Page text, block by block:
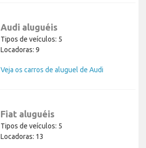
Audi aluguéis
Tipos de veículos: 5
Locadoras: 9
Veja os carros de aluguel de Audi
Fiat aluguéis
Tipos de veículos: 5
Locadoras: 13